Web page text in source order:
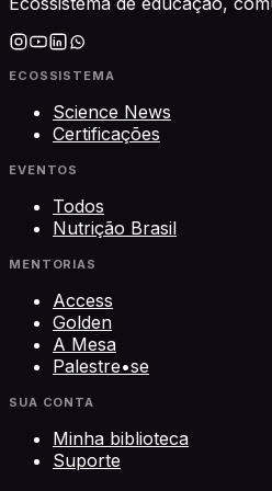
ECOSSISTEMA
Science News
Certificações
EVENTOS
Todos
Nutrição Brasil
MENTORIAS
Access
Golden
A Mesa
Palestre•se
SUA CONTA
Minha biblioteca
Suporte